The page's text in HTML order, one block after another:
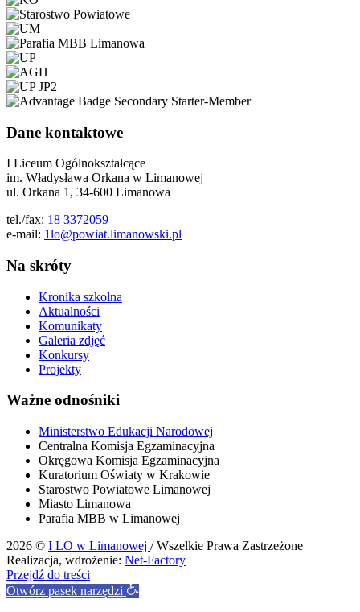
Dane kontaktowe
I Liceum Ogólnokształcące
im. Władysława Orkana w Limanowej
ul. Orkana 1, 34-600 Limanowa
tel./fax: 18 3372059
e-mail: 1lo@powiat.limanowski.pl
Na skróty
Kronika szkolna
Aktualności
Komunikaty
Galeria zdjęć
Konkursy
Projekty
Ważne odnośniki
Ministerstwo Edukacji Narodowej
Centralna Komisja Egzaminacyjna
Okręgowa Komisja Egzaminacyjna
Kuratorium Oświaty w Krakowie
Starostwo Powiatowe Limanowej
Miasto Limanowa
Parafia MBB w Limanowej
2026 © I LO w Limanowej / Wszelkie Prawa Zastrzeżone
Realizacja, wdrożenie: Net-Factory
Przejdź do treści
Otwórz pasek narzędzi